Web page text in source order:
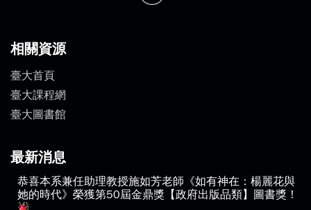
相關資源
臺大首頁
臺大課程網
臺大圖書館
最新消息
恭喜本系兼任助理教授施如芳老師《如有神在：楊麗花與
她的時代》榮獲第50屆金鼎獎【政府出版品類】圖書獎！